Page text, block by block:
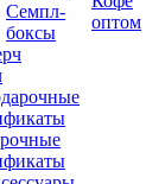
Семпл-
боксы
оптом